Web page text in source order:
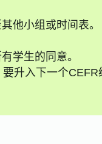
他小组或时间表。
学生的同意。
升入下一个